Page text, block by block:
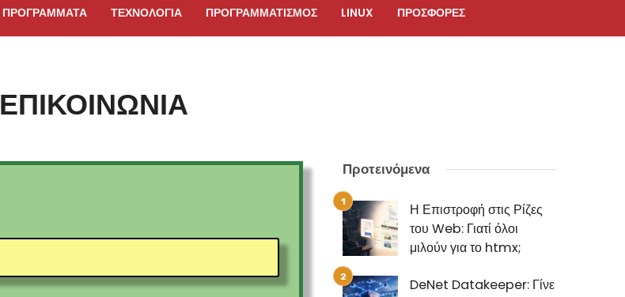
ΠΡΟΓΡΑΜΜΑΤΑ ΤΕΧΝΟΛΟΓΙΑ ΠΡΟΓΡΑΜΜΑΤΙΣΜΟΣ LINUX ΠΡΟΣΦΟΡΈΣ
ΕΠΙΚΟΙΝΩΝΊΑ
Προτεινόμενα
Η Επιστροφή στις Ρίζες
του Web: Γιατί όλοι
μιλούν για το htmx;
DeNet Datakeeper: Γίνε